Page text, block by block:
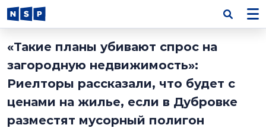
«Такие планы убивают спрос на
загородную недвижимость»:
Риелторы рассказали, что будет с
ценами на жилье, если в Дубровке
разместят мусорный полигон